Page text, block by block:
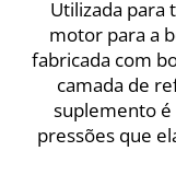
Utilizada para
motor para a
fabricada com
camada de
suplemento é
pressões que